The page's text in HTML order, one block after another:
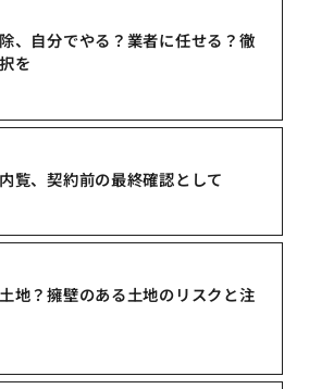
、自分でやる？業者に任せる？徹
を
覧、契約前の最終確認として
地？擁壁のある土地のリスクと注